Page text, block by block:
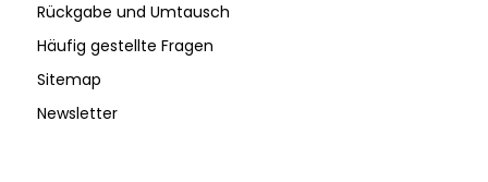
Rückgabe und Umtausch
Häufig gestellte Fragen
Sitemap
Newsletter